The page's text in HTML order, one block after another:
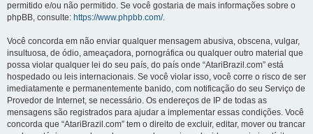
permitido e/ou não permitido. Se você gostaria de mais informações sobre o
phpBB, consulte: https://www.phpbb.com/.
Você concorda em não enviar qualquer mensagem abusiva, obscena, vulgar,
insultuosa, de ódio, ameaçadora, pornográfica ou qualquer outro material que
possa violar qualquer lei do seu país, do país onde “AtariBrazil.com” está
hospedado ou leis internacionais. Se você violar isso, você corre o risco de ser
imediatamente e permanentemente banido, com notificação do seu Serviço de
Provedor de Internet, se necessário. Os endereços de IP de todas as
mensagens são registrados para ajudar a implementar essas condições. Você
concorda que “AtariBrazil.com” tem o direito de excluir, editar, mover ou trancar